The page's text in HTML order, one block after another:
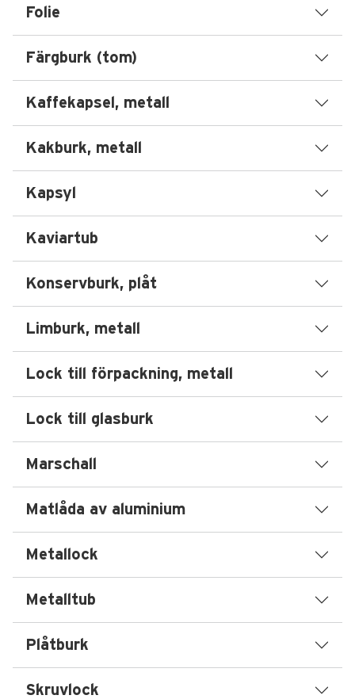
Folie
Färgburk (tom)
Kaffekapsel, metall
Kakburk, metall
Kapsyl
Kaviartub
Konservburk, plåt
Limburk, metall
Lock till förpackning, metall
Lock till glasburk
Marschall
Matlåda av aluminium
Metallock
Metalltub
Plåtburk
Skruvlock